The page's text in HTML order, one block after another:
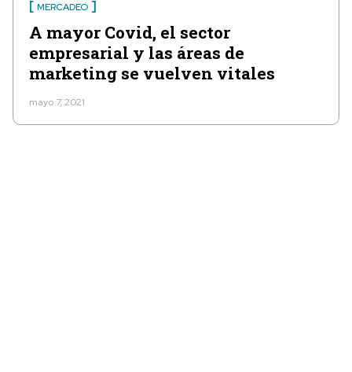
MERCADEO
A mayor Covid, el sector
empresarial y las áreas de
marketing se vuelven vitales
mayo 7, 2021